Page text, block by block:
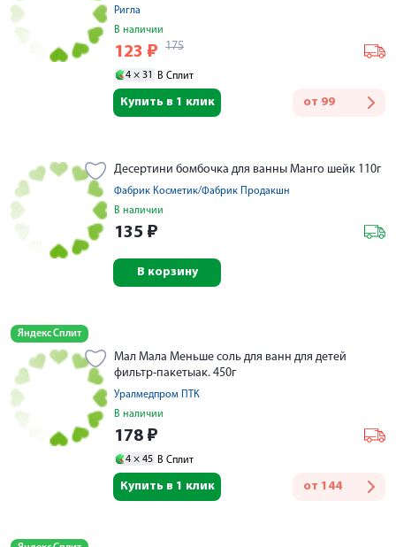
Ригла
В наличии
123 ₽ 175
4 × 31 В Сплит
от 99
Купить в 1 клик
Десертини бомбочка для ванны Манго шейк 110г
Фабрик Косметик/Фабрик Продакшн
В наличии
135 ₽
В корзину
Яндекс Сплит
Мал Мала Меньше соль для ванн для детей
фильтр-пакетыак. 450г
Уралмедпром ПТК
В наличии
178 ₽
4 × 45 В Сплит
от 144
Купить в 1 клик